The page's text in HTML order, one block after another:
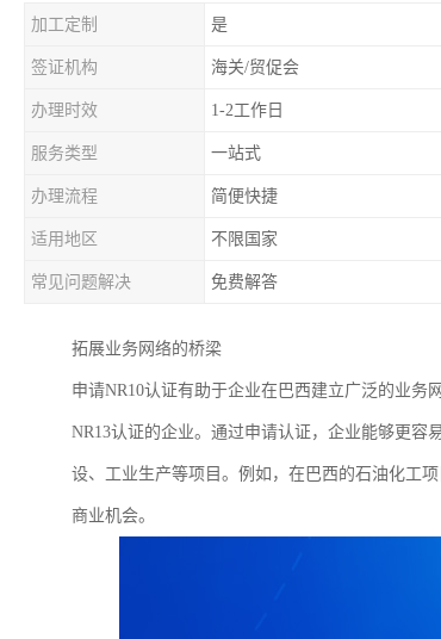
加工定制 是
签证机构 海关/贸促会
办理时效 1-2工作日
服务类型 一站式
办理流程 简便快捷
适用地区 不限国家
常见问题解决 免费解答
拓展业务网络的桥梁
申请NR10认证有助于企业在巴西建立广泛的业
NR13认证的企业。通过申请认证，企业能够更
设、工业生产等项目。例如，在巴西的石油化工
商业机会。